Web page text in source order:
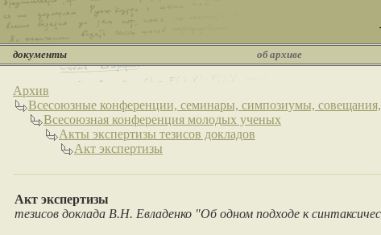
документы об архиве
Архив
Всесоюзные конференции, семинары, симпозиумы,
Всесоюзная конференция молодых ученых
Акты экспертизы тезисов докладов
Акт экспертизы
Акт экспертизы
тезисов доклада В.Н. Евладенко "Об одном подходе к